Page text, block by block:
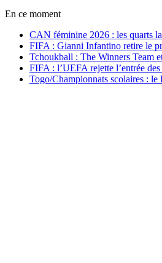
En ce moment
CAN féminine 2026 : les quarts
FIFA : Gianni Infantino retire le
Tchoukball : The Winners Team
FIFA : l’UEFA rejette l’entrée
Togo/Championnats scolaires : le